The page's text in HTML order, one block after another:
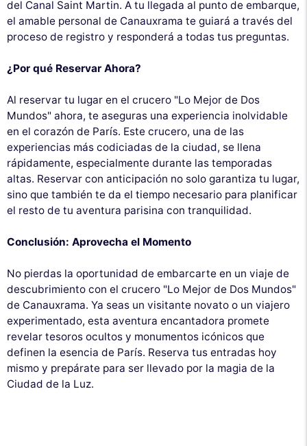
del Canal Saint Martin. A tu llegada al punto de embarque,
el amable personal de Canauxrama te guiará a través del
proceso de registro y responderá a todas tus preguntas.
¿Por qué Reservar Ahora?
Al reservar tu lugar en el crucero "Lo Mejor de Dos
Mundos" ahora, te aseguras una experiencia inolvidable
en el corazón de París. Este crucero, una de las
experiencias más codiciadas de la ciudad, se llena
rápidamente, especialmente durante las temporadas
altas. Reservar con anticipación no solo garantiza tu lugar,
sino que también te da el tiempo necesario para planificar
el resto de tu aventura parisina con tranquilidad.
Conclusión: Aprovecha el Momento
No pierdas la oportunidad de embarcarte en un viaje de
descubrimiento con el crucero "Lo Mejor de Dos Mundos"
de Canauxrama. Ya seas un visitante novato o un viajero
experimentado, esta aventura encantadora promete
revelar tesoros ocultos y monumentos icónicos que
definen la esencia de París. Reserva tus entradas hoy
mismo y prepárate para ser llevado por la magia de la
Ciudad de la Luz.